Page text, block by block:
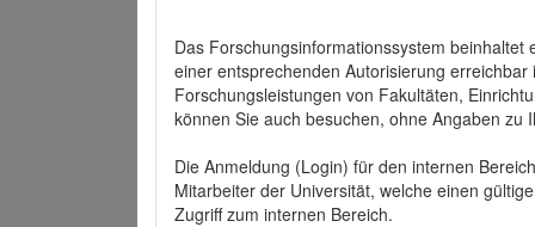
Das Forschungsinformationssystem beinhaltet
einer entsprechenden Autorisierung
Forschungsleistungen von Fakultäten,
können Sie auch besuchen, ohne Angaben zu
Die Anmeldung (Login) für den internen
Mitarbeiter der Universität, welche einen
Zugriff zum internen Bereich.